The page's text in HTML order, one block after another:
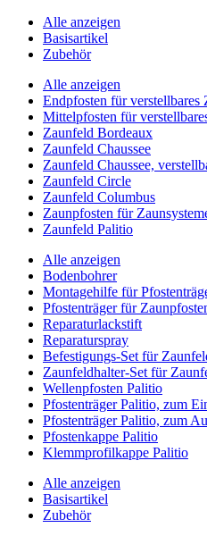
Alle anzeigen
Basisartikel
Zubehör
Alle anzeigen
Endpfosten für verstellbares
Mittelpfosten für
Zaunfeld Bordeaux
Zaunfeld Chaussee
Zaunfeld Chaussee,
Zaunfeld Circle
Zaunfeld Columbus
Zaunpfosten für
Zaunfeld Palitio
Alle anzeigen
Bodenbohrer
Montagehilfe für
Pfostenträger für
Reparaturlackstift
Reparaturspray
Befestigungs-Set für
Zaunfeldhalter-Set für
Wellenpfosten Palitio
Pfostenträger Palitio, zum
Pfostenträger Palitio, zum
Pfostenkappe Palitio
Klemmprofilkappe Palitio
Alle anzeigen
Basisartikel
Zubehör